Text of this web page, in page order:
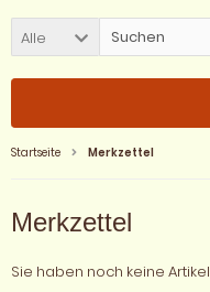
Alle
Startseite Merkzettel
Merkzettel
Sie haben noch keine